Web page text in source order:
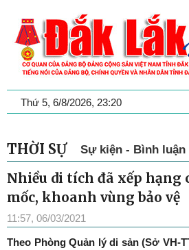
Thứ 5, 6/8/2026, 23:20
THỜI SỰ Sự kiện - Bình luận
Nhiều di tích đã xếp hạng
mốc, khoanh vùng bảo vệ
11:57, 06/03/2021
Theo Phòng Quản lý di sản (Sở VH-